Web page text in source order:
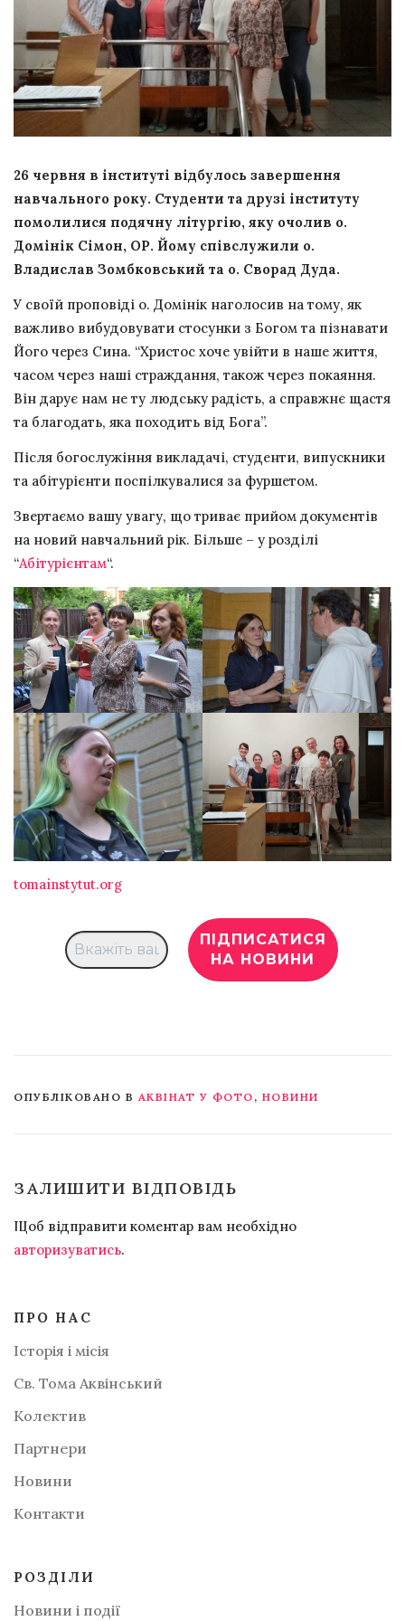
26 червня в інституті відбулось завершення
навчального року. Студенти та друзі інституту
помолилися подячну літургію, яку очолив о.
Домінік Сімон, ОР. Йому співслужили о.
Владислав Зомбковський та о. Сворад Дуда.
У своїй проповіді о. Домінік наголосив на тому, як
важливо вибудовувати стосунки з Богом та пізнавати
Його через Сина. “Христос хоче увійти в наше життя,
часом через наші страждання, також через покаяння.
Він дарує нам не ту людську радість, а справжнє щастя
та благодать, яка походить від Бога”.
Після богослужіння викладачі, студенти, випускники
та абітурієнти поспілкувалися за фуршетом.
Звертаємо вашу увагу, що триває прийом документів
на новий навчальний рік. Більше – у розділі
“Абітурієнтам“.
tomainstytut.org
ОПУБЛІКОВАНО В АКВІНАТ У ФОТО , НОВИНИ
ЗАЛИШИТИ ВІДПОВІДЬ
Щоб відправити коментар вам необхідно
авторизуватись.
ПРО НАС
Історія і місія
Св. Тома Аквінський
Колектив
Партнери
Новини
Контакти
РОЗДІЛИ
Новини і події